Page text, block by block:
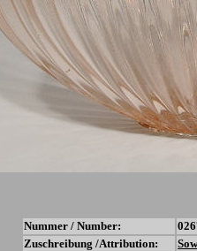
Nummer / Number:
Zuschreibung /Attribution: